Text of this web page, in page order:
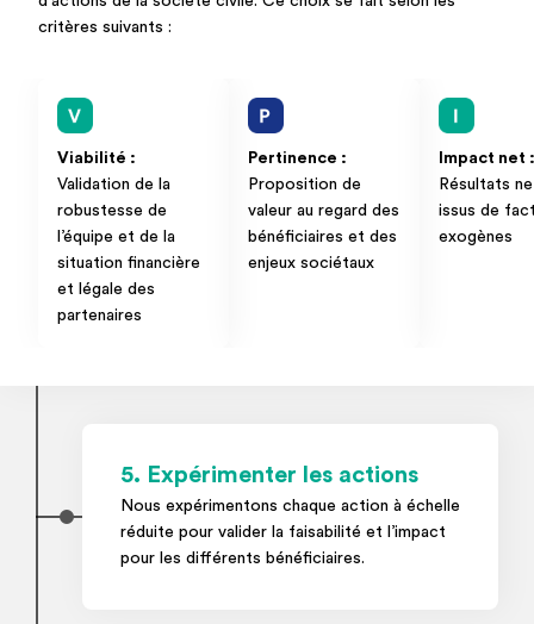
critères suivants :
Viabilité :
Validation de la
robustesse de
l’équipe et de la
situation financière
et légale des
partenaires
Pertinence :
Proposition de
valeur au regard des
bénéficiaires et des
enjeux sociétaux
Impact net :
Résultats
issus de
exogènes
5. Expérimenter les actions
Nous expérimentons chaque action à échelle
réduite pour valider la faisabilité et l’impact
pour les différents bénéficiaires.